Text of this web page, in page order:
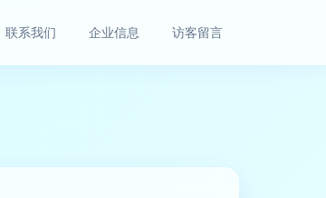
联系我们 企业信息 访客留言